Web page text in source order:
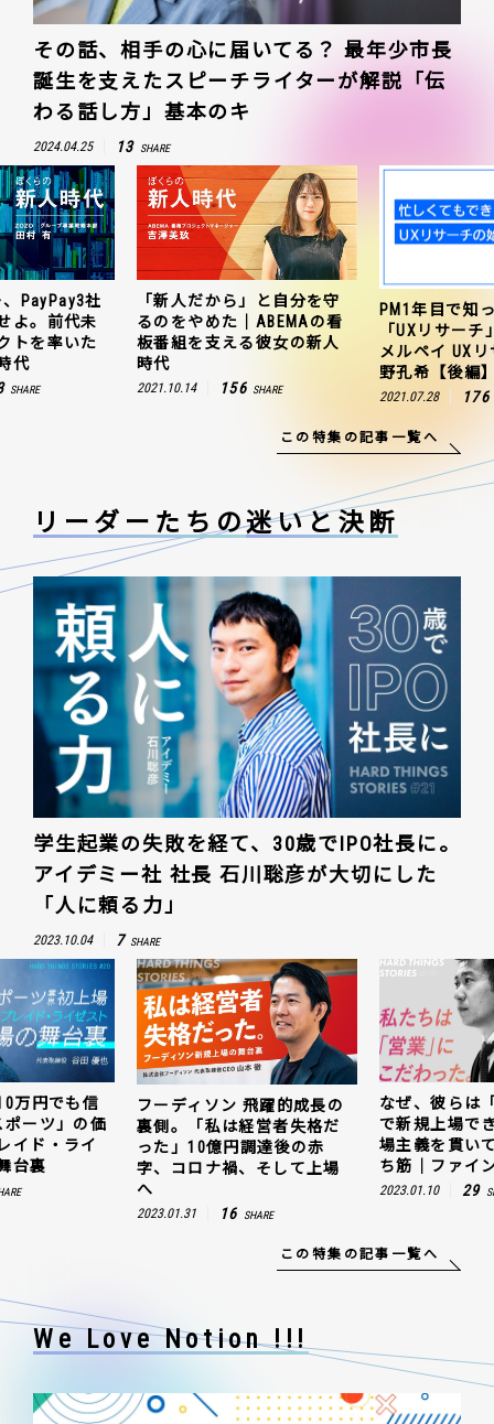
その話、相手の心に届いてる？ 最年少市長
誕生を支えたスピーチライターが解説「伝
わる話し方」基本のキ
2024.04.25 13 SHARE
PayPay3社
よ。前代未
トを率いた
代
SHARE
「新人だから」と自分を守
るのをやめた｜ABEMAの看
板番組を支える彼女の新人
時代
2021.10.14 156 SHARE
PM1年目で知
「UXリサー
メルペイ UX
野孔希【後編
2021.07.28 176
この特集の記事一覧へ
リーダーたちの迷いと決断
学生起業の失敗を経て、30歳でIPO社長に。
アイデミー社 社長 石川聡彦が大切にした
「人に頼る力」
2023.10.04 7 SHARE
万円でも信
ーツ」の価
イド・ライ
台裏
フーディソン 飛躍的成長の
裏側。「私は経営者失格だ
った」10億円調達後の赤
字、コロナ禍、そして上場
へ
2023.01.31 16 SHARE
なぜ、彼らは
で新規上場で
場主義を貫い
ち筋｜ファイ
2023.01.10 29
この特集の記事一覧へ
We Love Notion !!!